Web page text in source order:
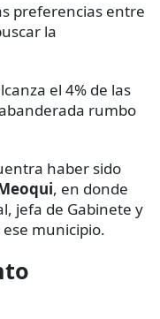
preferencias entre
la
el 4% de las
rumbo
haber sido
, en donde
jefa de Gabinete y
municipio.